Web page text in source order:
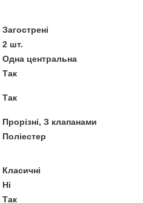
Загострені
2 шт.
Одна центральна
Так
Так
Прорізні, З клапанами
Поліестер
Класичні
Ні
Так